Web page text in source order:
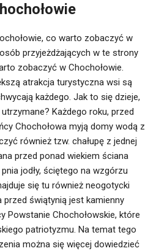
co warto zobaczyć w
przyjeżdżających w te strony
zobaczyć w Chochołowie.
atrakcja turystyczna wsi są
każdego. Jak to się dzieje,
Każdego roku, przed
Chochołowa myją domy wodą z
również tzw. chałupę z jednej
przed ponad wiekiem ściana
jodły, ściętego na wzgórzu
się tu również neogotycki
przed świątynią jest kamienny
Powstanie Chochołowskie, które
patriotyzmu. Na temat tego
można się więcej dowiedzieć